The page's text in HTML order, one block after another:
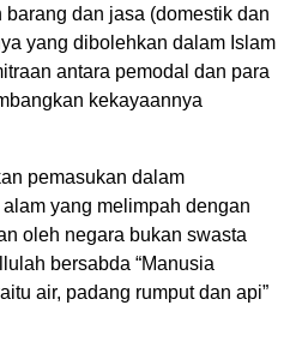
dan jasa (domestik dan
yang dibolehkan dalam Islam
antara pemodal dan para
kekayaannya
pemasukan dalam
yang melimpah dengan
oleh negara bukan swasta
bersabda “Manusia
air, padang rumput dan api”